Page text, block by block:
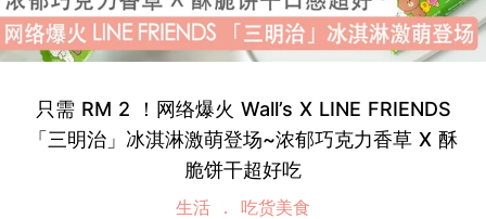
只需 RM 2 ！网络爆火 Wall’s X LINE FRIENDS
「三明治」冰淇淋激萌登场~浓郁巧克力香草 X 酥
脆饼干超好吃
生活 吃货美食